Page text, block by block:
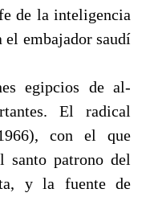
de la inteligencia
el embajador saudí
egipcios de al-
El radical
con el que
santo patrono del
y la fuente de